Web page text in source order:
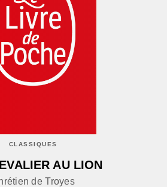
CLASSIQUES
AU LION
de Troyes